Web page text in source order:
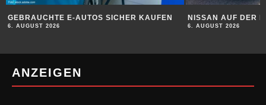
E-AUTOS SICHER KAUFEN NISSAN AUF DER IAA-
6. AUGUST 2026
ANZEIGEN